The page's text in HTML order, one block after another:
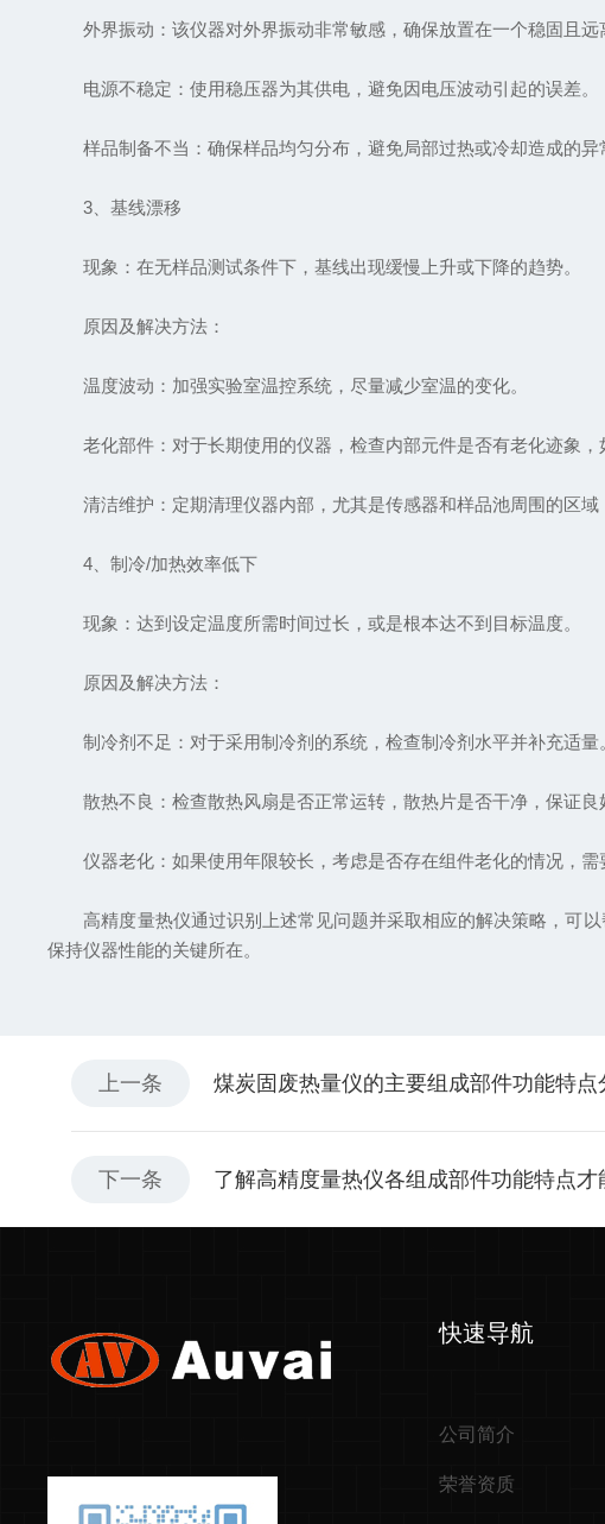
外界振动：该仪器对外界振动非常敏感，确保放置在一个稳固且远
电源不稳定：使用稳压器为其供电，避免因电压波动引起的误差。
样品制备不当：确保样品均匀分布，避免局部过热或冷却造成的异
3、基线漂移
现象：在无样品测试条件下，基线出现缓慢上升或下降的趋势。
原因及解决方法：
温度波动：加强实验室温控系统，尽量减少室温的变化。
老化部件：对于长期使用的仪器，检查内部元件是否有老化迹象，
清洁维护：定期清理仪器内部，尤其是传感器和样品池周围的区域
4、制冷/加热效率低下
现象：达到设定温度所需时间过长，或是根本达不到目标温度。
原因及解决方法：
制冷剂不足：对于采用制冷剂的系统，检查制冷剂水平并补充适量
散热不良：检查散热风扇是否正常运转，散热片是否干净，保证良
仪器老化：如果使用年限较长，考虑是否存在组件老化的情况，需
高精度量热仪通过识别上述常见问题并采取相应的解决策略，可以
保持仪器性能的关键所在。
上一条 煤炭固废热量仪的主要组成部件功能特点
下一条 了解高精度量热仪各组成部件功能特点才
快速导航
公司简介
荣誉资质